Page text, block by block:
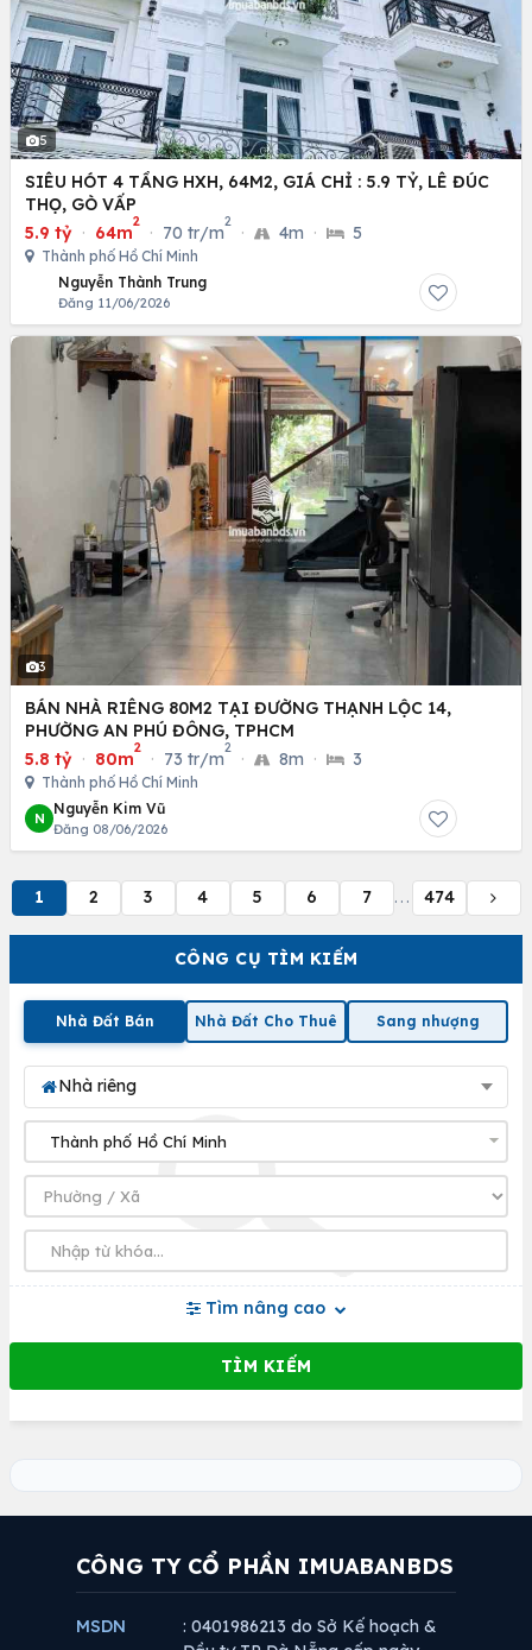
CÔNG CỤ TÌM KIẾM
Nhà Đất Bán Nhà Đất Cho Thuê Sang nhượng
Nhà riêng
Tìm nâng cao
5
SIÊU HÓT 4 TẦNG HXH, 64M2, GIÁ CHỈ : 5.9 TỶ, LÊ ĐÚC
THỌ, GÒ VẤP
5.9 tỷ · 64m
2
· 70 tr/m
2
· 4m · 5
Thành phố Hồ Chí Minh
Nguyễn Thành Trung
Đăng 11/06/2026
3
BÁN NHÀ RIÊNG 80M2 TẠI ĐƯỜNG THẠNH LỘC 14,
PHƯỜNG AN PHÚ ĐÔNG, TPHCM
5.8 tỷ · 80m
2
· 73 tr/m
2
· 8m · 3
Thành phố Hồ Chí Minh
N
Nguyễn Kim Vũ
Đăng 08/06/2026
1 2 3 4 5 6 7 ... 474
CÔNG TY CỔ PHẦN IMUABANBDS
MSDN
: 0401986213 do Sở Kế hoạch &